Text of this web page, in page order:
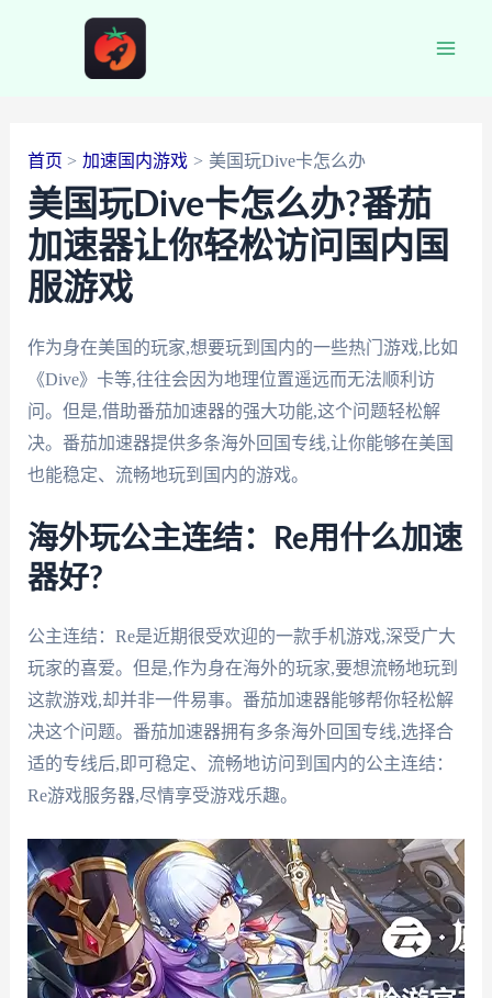
首页 加速国内游戏 美国玩Dive卡怎么办
美国玩Dive卡怎么办?番茄
加速器让你轻松访问国内国
服游戏
作为身在美国的玩家,想要玩到国内的一些热门游戏,比如
《Dive》卡等,往往会因为地理位置遥远而无法顺利访
问。但是,借助番茄加速器的强大功能,这个问题轻松解
决。番茄加速器提供多条海外回国专线,让你能够在美国
也能稳定、流畅地玩到国内的游戏。
海外玩公主连结：Re用什么加速
器好?
公主连结：Re是近期很受欢迎的一款手机游戏,深受广大
玩家的喜爱。但是,作为身在海外的玩家,要想流畅地玩到
这款游戏,却并非一件易事。番茄加速器能够帮你轻松解
决这个问题。番茄加速器拥有多条海外回国专线,选择合
适的专线后,即可稳定、流畅地访问到国内的公主连结：
Re游戏服务器,尽情享受游戏乐趣。